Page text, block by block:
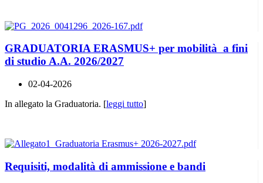
GRADUATORIA ERASMUS+ per mobilità a fini
di studio A.A. 2026/2027
02-04-2026
In allegato la Graduatoria. [leggi tutto]
Requisiti, modalità di ammissione e bandi